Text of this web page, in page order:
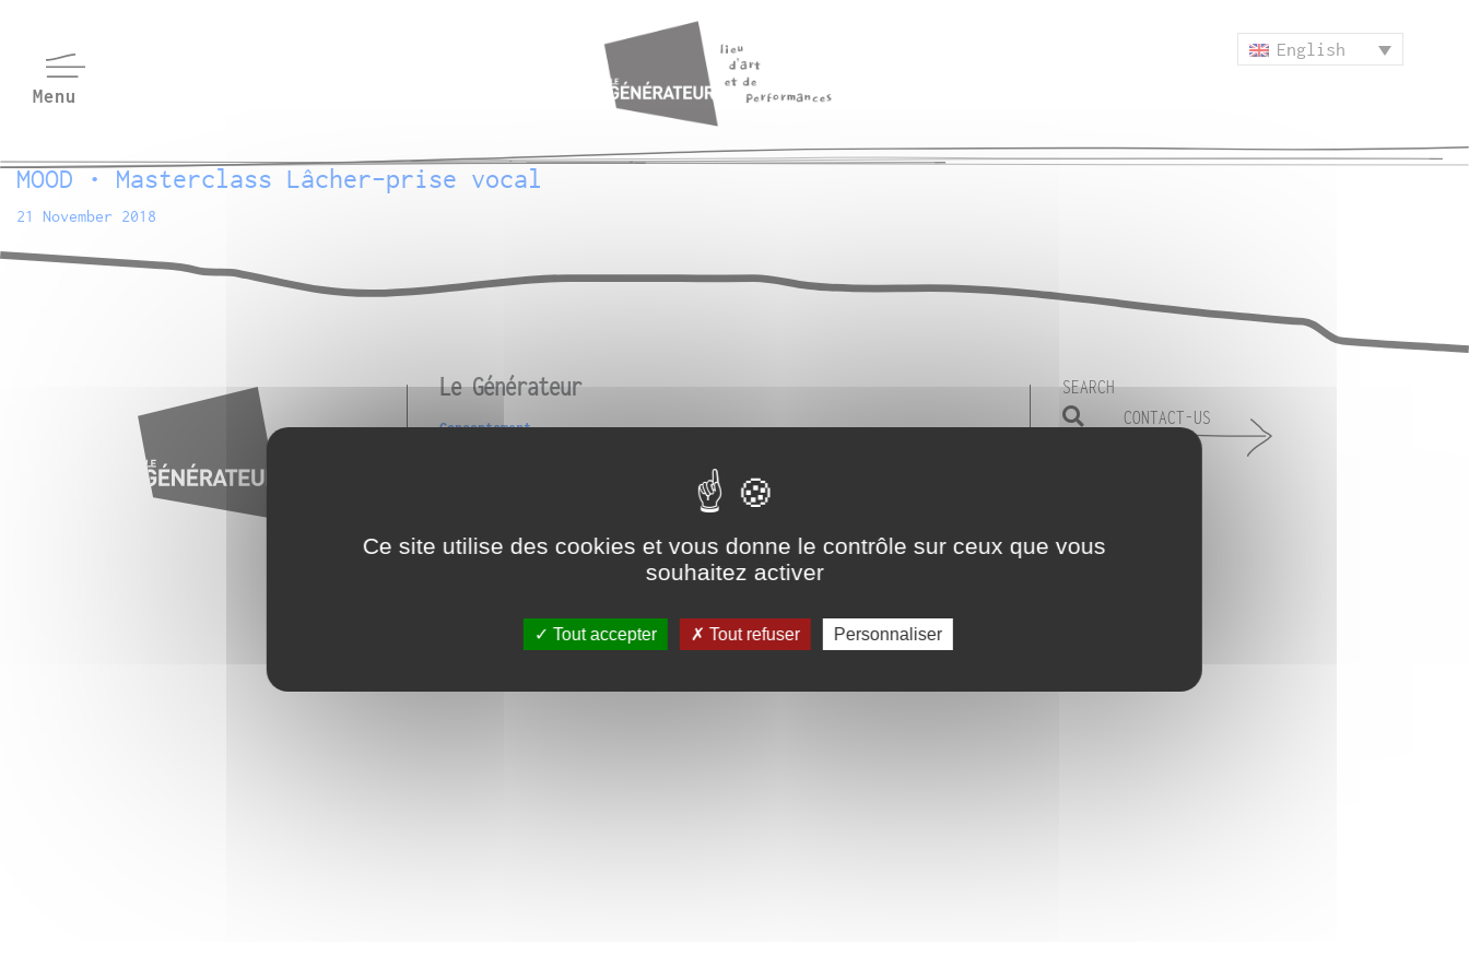
English
MOOD • Masterclass Lâcher-prise vocal
21 November 2018
Le Générateur
Consentement
SEARCH
CONTACT-US
Ce site utilise des cookies et vous donne le contrôle sur ceux que vous
souhaitez activer
Tout accepter Tout refuser Personnaliser